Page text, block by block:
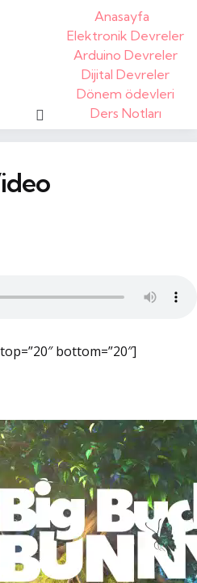
Anasayfa
Elektronik Devreler
Arduino Devreler
Dijital Devreler
Dönem ödevleri
Ders Notları
bottom=”20″]